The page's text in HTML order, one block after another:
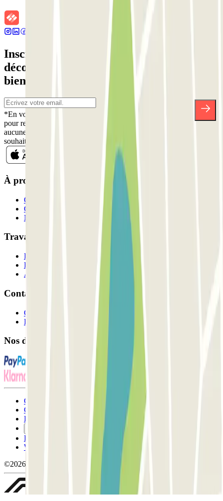
Inscrivez-vous à notre newsletter et
découvrez des réductions, des concours et
bien d'autres surprises.
*En vous inscrivant, vous acceptez notre politique de confidentialité
pour recevoir des communications commerciales de Parclick. Sans
aucune obligation, vous pouvez vous désinscrire quand vous le
souhaitez dans la même newsletter.
À propos de Parclick
Qui sommes-nous ?
Comment ça marche?
Nos parkings
Travaillons ensemble?
Professionnels
Fournisseur de parking
Affiliés
Contact
Contactez-nous
FAQ
Nos différents modes de paiement:
Conditions générales d'utilisation et contrat
Conditions d'annulation
Politique relative aux cookies
Politique de confidentialité
Whistleblowing
©2026 Parclick. Tous droits réservés